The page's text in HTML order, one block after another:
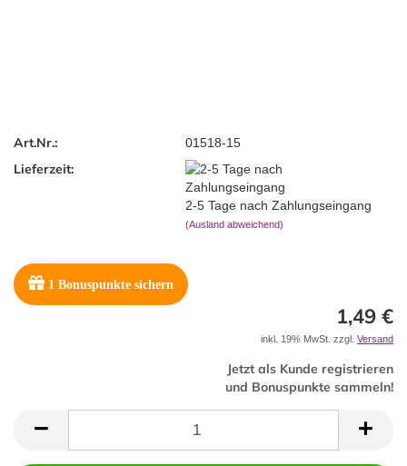
Art.Nr.: 01518-15
Lieferzeit:
2-5 Tage nach Zahlungseingang
(Ausland abweichend)
1 Bonuspunkte sichern
1,49 €
inkl. 19% MwSt. zzgl. Versand
Jetzt als Kunde registrieren
und Bonuspunkte sammeln!